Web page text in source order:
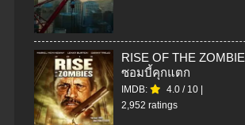
RISE OF THE
ซอมบี้คุกแตก
IMDB: 4.0 / 10 |
2,952 ratings